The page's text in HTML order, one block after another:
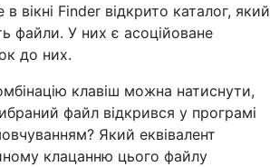
вікні Finder відкрито каталог, який
файли. У них є асоційоване
до них.
клавіш можна натиснути,
файл відкрився у програмі
Який еквівалент
клацанню цього файлу